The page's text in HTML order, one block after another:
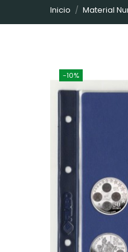
Inicio Material
-10%